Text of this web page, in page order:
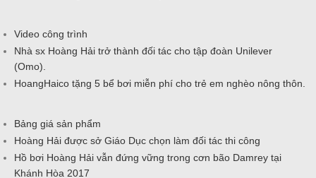
Video công trình
Nhà sx Hoàng Hải trở thành đối tác cho tập đoàn Unilever
(Omo).
HoangHaico tặng 5 bể bơi miễn phí cho trẻ em nghèo nông thôn.
Bảng giá sản phẩm
Hoàng Hải được sở Giáo Dục chọn làm đối tác thi công
Hồ bơi Hoàng Hải vẫn đứng vững trong cơn bão Damrey tại
Khánh Hòa 2017